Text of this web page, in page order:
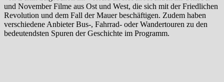
und November Filme aus Ost und West, die sich mit der Friedlichen
Revolution und dem Fall der Mauer beschäftigen. Zudem haben
verschiedene Anbieter Bus-, Fahrrad- oder Wandertouren zu den
bedeutendsten Spuren der Geschichte im Programm.